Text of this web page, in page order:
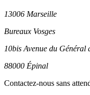
13006 Marseille
Bureaux Vosges
10bis Avenue du Général
88000 Épinal
Contactez-nous sans